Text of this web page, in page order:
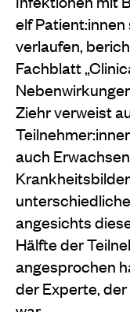
elf
verlaufen,
Fachblatt
Ziehr verweist
auch
angesichts
Hälfte der
angesprochen
der Experte,